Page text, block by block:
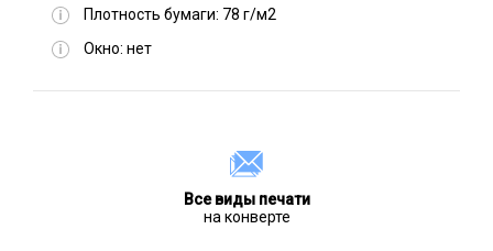
Плотность бумаги: 78 г/м2
Окно: нет
Все виды печати
на конверте